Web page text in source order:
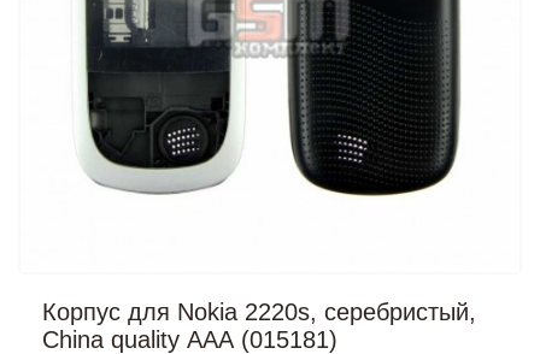
Корпус для Nokia 2220s, серебристый,
China quality ААА (015181)